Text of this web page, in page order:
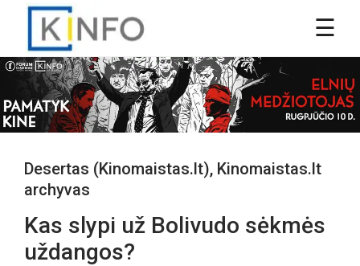
Desertas (Kinomaistas.lt), Kinomaistas.lt
archyvas
Kas slypi už Bolivudo sėkmės
uždangos?